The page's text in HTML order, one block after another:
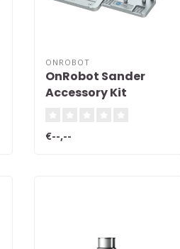
ONROBOT
OnRobot Sander
Accessory Kit
€--,--